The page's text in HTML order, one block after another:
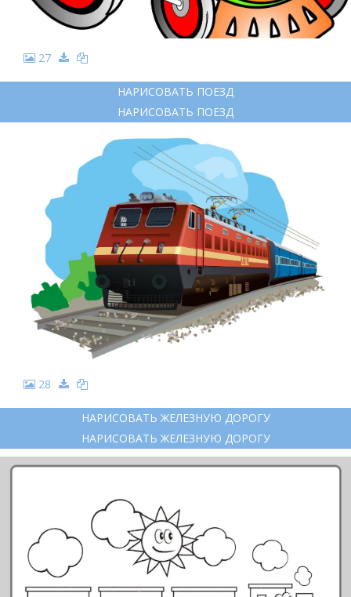
27
НАРИСОВАТЬ ПОЕЗД
НАРИСОВАТЬ ПОЕЗД
28
НАРИСОВАТЬ ЖЕЛЕЗНУЮ ДОРОГУ
НАРИСОВАТЬ ЖЕЛЕЗНУЮ ДОРОГУ